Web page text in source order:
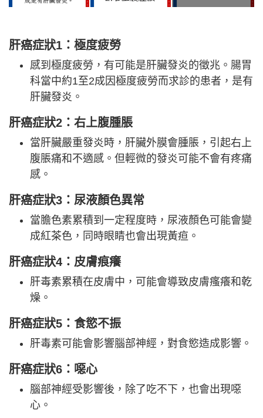
肝癌症狀1：極度疲勞
感到極度疲勞，有可能是肝臟發炎的徵兆。腸胃
科當中約1至2成因極度疲勞而求診的患者，是有
肝臟發炎。
肝癌症狀2：右上腹腫脹
當肝臟嚴重發炎時，肝臟外膜會腫脹，引起右上
腹脹痛和不適感。但輕微的發炎可能不會有疼痛
感。
肝癌症狀3：尿液顏色異常
當膽色素累積到一定程度時，尿液顏色可能會變
成紅茶色，同時眼睛也會出現黃疸。
肝癌症狀4：皮膚痕癢
肝毒素累積在皮膚中，可能會導致皮膚瘙癢和乾
燥。
肝癌症狀5：食慾不振
肝毒素可能會影響腦部神經，對食慾造成影響。
肝癌症狀6：噁心
腦部神經受影響後，除了吃不下，也會出現噁
心。